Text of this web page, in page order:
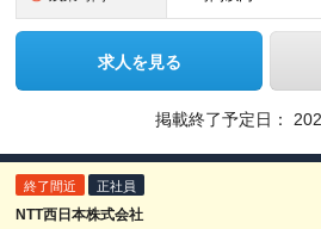
求人を見る
掲載終了予定日：
終了間近 正社員
NTT西日本株式会社